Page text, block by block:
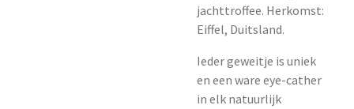
jachttroffee. Herkomst:
Eiffel, Duitsland.
Ieder geweitje is uniek
en een ware eye-cather
in elk natuurlijk